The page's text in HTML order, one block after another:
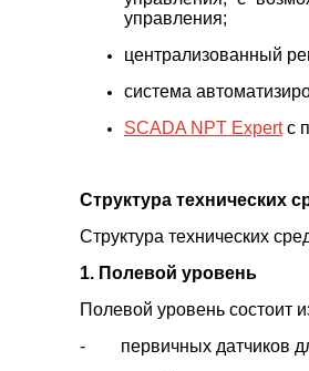
управления;
централизованный
система
SCADA NPT Expertс
Структура технических
Структура технических
1. Полевой уровень
Полевой уровень состоит
- первичных датчиков